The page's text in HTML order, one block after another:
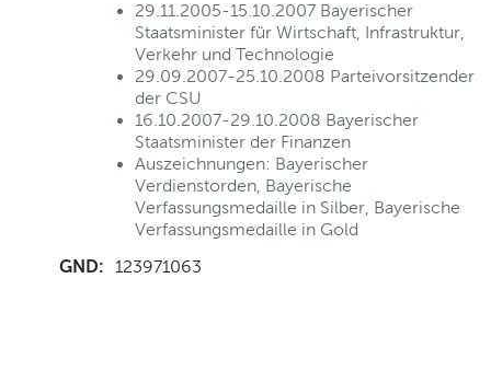
29.11.2005-15.10.2007 Bayerischer
Staatsminister für Wirtschaft, Infrastruktur,
Verkehr und Technologie
29.09.2007-25.10.2008 Parteivorsitzender
der CSU
16.10.2007-29.10.2008 Bayerischer
Staatsminister der Finanzen
Auszeichnungen: Bayerischer
Verdienstorden, Bayerische
Verfassungsmedaille in Silber, Bayerische
Verfassungsmedaille in Gold
GND: 123971063